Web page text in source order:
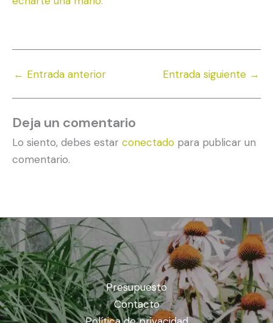
← Entrada anterior Entrada siguiente →
Deja un comentario
Lo siento, debes estar conectado para publicar un
comentario.
Presupuesto
Contacto